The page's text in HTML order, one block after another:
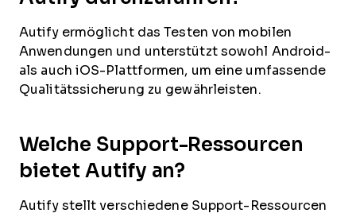
Autify ermöglicht das Testen von mobilen
Anwendungen und unterstützt sowohl Android-
als auch iOS-Plattformen, um eine umfassende
Qualitätssicherung zu gewährleisten.
Welche Support-Ressourcen
bietet Autify an?
Autify stellt verschiedene Support-Ressourcen